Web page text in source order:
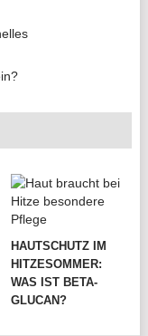
HAUTSCHUTZ IM
HITZESOMMER:
WAS IST BETA-
GLUCAN?